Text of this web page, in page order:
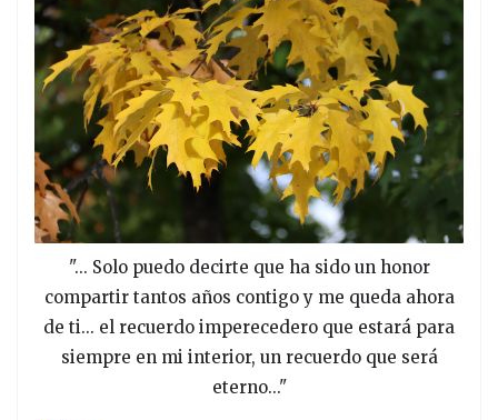
"... Solo puedo decirte que ha sido un honor
compartir tantos años contigo y me queda ahora
de ti... el recuerdo imperecedero que estará para
siempre en mi interior, un recuerdo que será
eterno..."